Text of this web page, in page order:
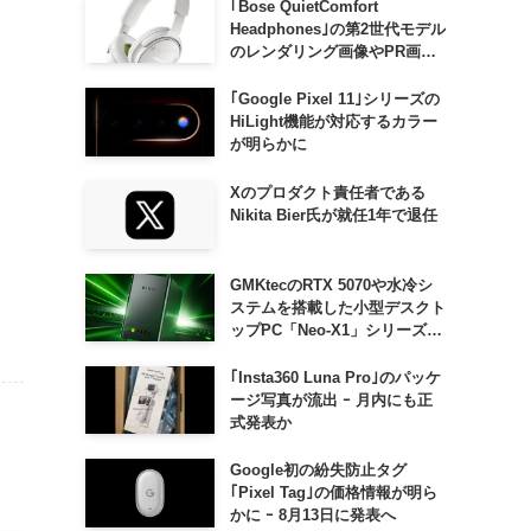
｢Bose QuietComfort
Headphones｣の第2世代モデル
のレンダリング画像やPR画像
｢Google Pixel 11｣シリーズの
HiLight機能が対応するカラー
が明らかに
Xのプロダクト責任者である
Nikita Bier氏が就任1年で退任
GMKtecのRTX 5070や水冷シ
ステムを搭載した小型デスクト
ップPC「Neo-X1」シリーズ、
｢Insta360 Luna Pro｣のパッケ
ージ写真が流出 ｰ 月内にも正
式発表か
Google初の紛失防止タグ
｢Pixel Tag｣の価格情報が明ら
かに ｰ 8月13日に発表へ